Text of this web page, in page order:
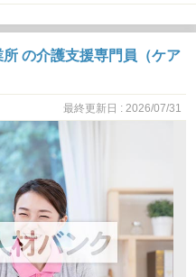
の介護支援専門員（ケア
最終更新日 : 2026/07/31